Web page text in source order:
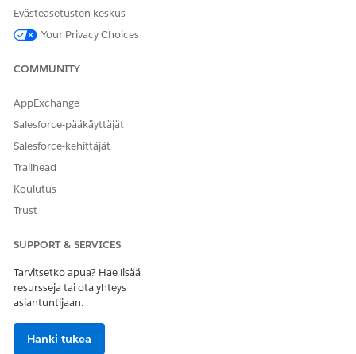
Anna palautetta, jotta voimme kehittyä!
Evästeasetusten keskus
Your Privacy Choices
COMMUNITY
AppExchange
Salesforce-pääkäyttäjät
Salesforce-kehittäjät
Trailhead
Koulutus
Trust
SUPPORT & SERVICES
Tarvitsetko apua? Hae lisää
resursseja tai ota yhteys
asiantuntijaan.
Hanki tukea